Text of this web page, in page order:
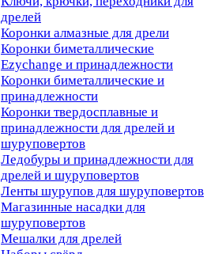
дрелей
Коронки алмазные для дрели
Коронки биметаллические
Ezychange и принадлежности
Коронки биметаллические и
принадлежности
Коронки твердосплавные и
принадлежности для дрелей и
шуруповертов
Ледобуры и принадлежности для
дрелей и шуруповертов
Ленты шурупов для шуруповертов
Магазинные насадки для
шуруповертов
Мешалки для дрелей